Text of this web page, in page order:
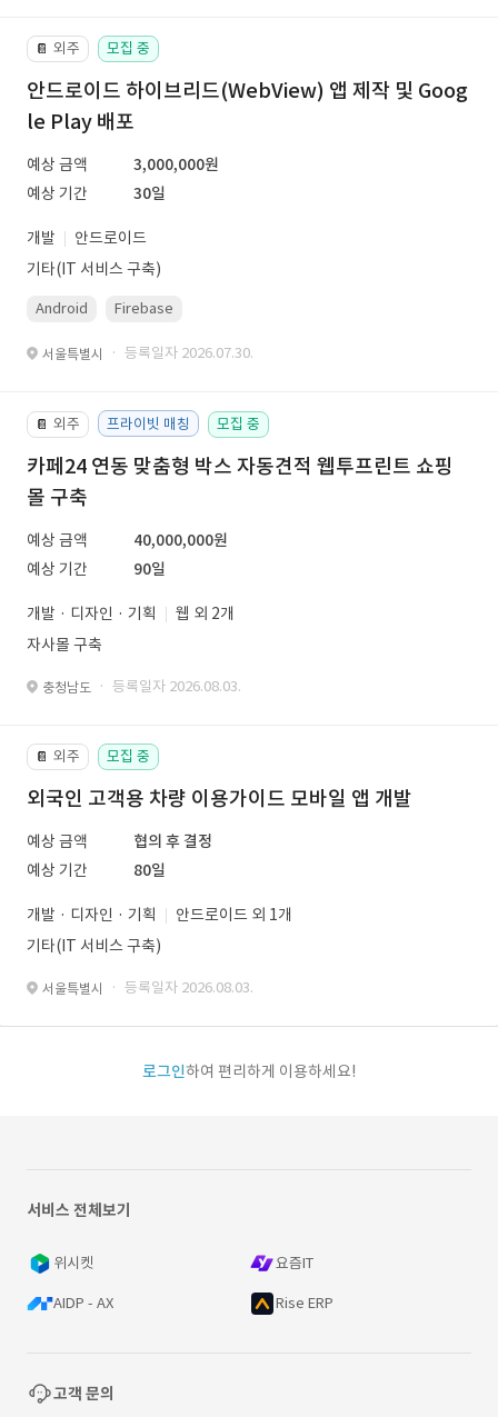
📔 외주 모집 중
안드로이드 하이브리드(WebView) 앱 제작 및 Goog
le Play 배포
예상 금액
3,000,000원
예상 기간
30일
개발
안드로이드
기타(IT 서비스 구축)
Android Firebase
서울특별시 · 등록일자 2026.07.30.
📔 외주 프라이빗 매칭 모집 중
카페24 연동 맞춤형 박스 자동견적 웹투프린트 쇼핑
몰 구축
예상 금액
40,000,000원
예상 기간
90일
개발 · 디자인 · 기획
웹 외 2개
자사몰 구축
충청남도 · 등록일자 2026.08.03.
📔 외주 모집 중
외국인 고객용 차량 이용가이드 모바일 앱 개발
예상 금액
협의 후 결정
예상 기간
80일
개발 · 디자인 · 기획
안드로이드 외 1개
기타(IT 서비스 구축)
서울특별시 · 등록일자 2026.08.03.
로그인하여 편리하게 이용하세요!
서비스 전체보기
위시켓 요즘IT
AIDP - AX Rise ERP
고객 문의